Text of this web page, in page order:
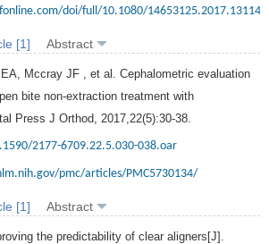
doi/full/10.1080/
[1] Abstract
EA Mccray JF , et al. Cephalometric evaluation
bite non-extraction treatment with
Press J Orthod 2017 22(5):30-38.
2177-6709.22.5.030-038.oar
pmc/articles/PMC5730134/
[1] Abstract
the predictability of clear aligners[J].